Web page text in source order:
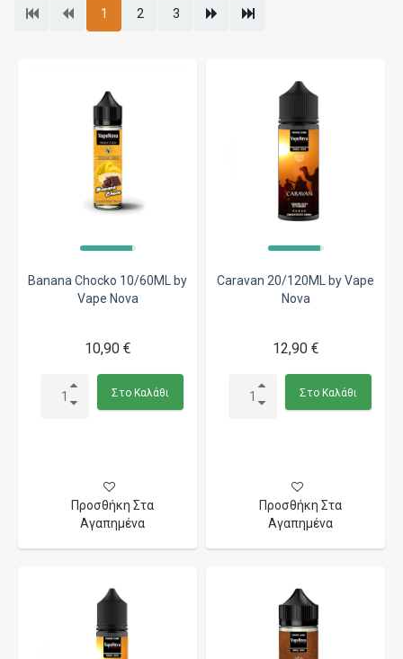
1 2 3
Banana Chocko 10/60ML by
Vape Nova
10,90 €
Στο Καλάθι
Προσθήκη Στα
Αγαπημένα
Caravan 20/120ML by Vape
Nova
12,90 €
Στο Καλάθι
Προσθήκη Στα
Αγαπημένα